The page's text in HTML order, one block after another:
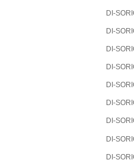
DI-
DI-
DI-
DI-
DI-
DI-
DI-
DI-
DI-